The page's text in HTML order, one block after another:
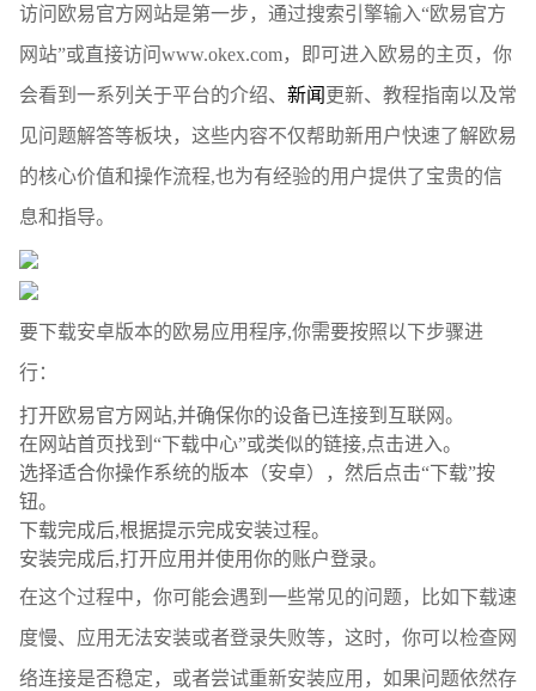
访问欧易官方网站是第一步，通过搜索引擎输入“欧易官方
网站”或直接访问www.okex.com，即可进入欧易的主页，你
会看到一系列关于平台的介绍、 新闻 更新、教程指南以及常
见问题解答等板块，这些内容不仅帮助新用户快速了解欧易
的核心价值和操作流程,也为有经验的用户提供了宝贵的信
息和指导。
要下载安卓版本的欧易应用程序,你需要按照以下步骤进
行：
打开欧易官方网站,并确保你的设备已连接到互联网。
在网站首页找到“下载中心”或类似的链接,点击进入。
选择适合你操作系统的版本（安卓），然后点击“下载”按
钮。
下载完成后,根据提示完成安装过程。
安装完成后,打开应用并使用你的账户登录。
在这个过程中，你可能会遇到一些常见的问题，比如下载速
度慢、应用无法安装或者登录失败等，这时，你可以检查网
络连接是否稳定，或者尝试重新安装应用，如果问题依然存